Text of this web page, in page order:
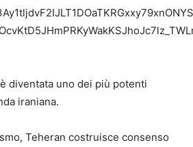
diventata uno dei più potenti
iraniana.
Teheran costruisce consenso